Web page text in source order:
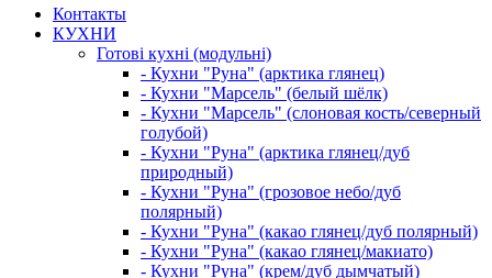
Контакты
КУХНИ
Готові кухні (модульні)
- Кухни "Руна" (арктика глянец)
- Кухни "Марсель" (белый шёлк)
- Кухни "Марсель" (слоновая кость/северный
голубой)
- Кухни "Руна" (арктика глянец/дуб
природный)
- Кухни "Руна" (грозовое небо/дуб
полярный)
- Кухни "Руна" (какао глянец/дуб полярный)
- Кухни "Руна" (какао глянец/макиато)
- Кухни "Руна" (крем/дуб дымчатый)